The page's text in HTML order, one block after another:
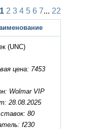
1 2 3 4 5 6 7... 22
(UNC)
цена: 7453
Wolmar VIP
28.08.2025
80
f230